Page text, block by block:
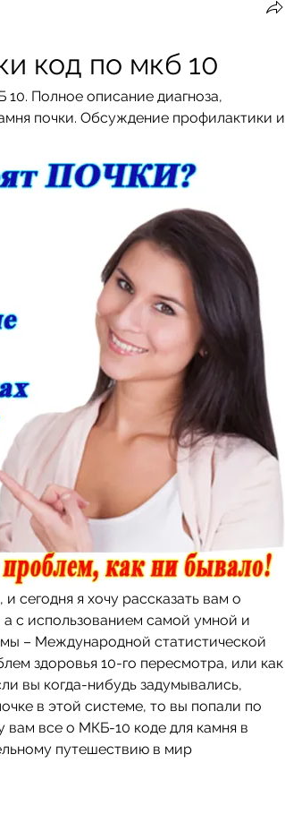
код по мкб 10
Полное описание диагноза,
почки. Обсуждение профилактики и
сегодня я хочу рассказать вам о
а с использованием самой умной и
– Международной статистической
здоровья 10-го пересмотра, или как
вы когда-нибудь задумывались,
в этой системе, то вы попали по
вам все о МКБ-10 коде для камня в
путешествию в мир